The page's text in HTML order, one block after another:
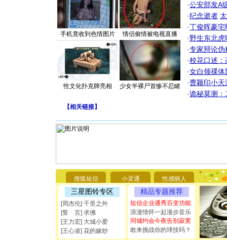
手机竟收到色情图片 情侣偷情被电视直播
性文化扑克牌亮相 少女半裸尸首惨不忍睹
·公安部发A
·纪念逝者
·丁俊晖豪
·野生东北
·专家辩论伪
·校花口述：
·女白领祼体
·曹颖印小天
·诡秘莫测：
【相关链接】
搜狐短信 小灵通 性感丽人
三星图铃专区
[周杰伦] 千里之外
[誓 言] 求佛
[王力宏] 大城小爱
[王心凌] 花的嫁纱
精品专题推荐
短信企业通秀百变功能
浪漫情怀一起漫步音乐
同城约会今夜告别寂寞
敢来挑战你的球技吗？
你太多，
要平安！
[圣诞节]
能正大光
都要快乐
[圣诞节]
如意,快
[元旦]看
断电。爱